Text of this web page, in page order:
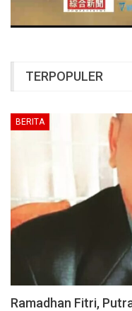
TERPOPULER
BERITA
Ramadhan Fitri,